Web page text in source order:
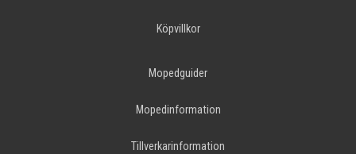
Köpvillkor
Mopedguider
Mopedinformation
Tillverkarinformation